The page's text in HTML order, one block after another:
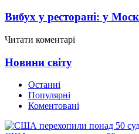
Вибух у ресторані: у
Читати коментарі
Новини світу
Останні
Популярні
Коментовані